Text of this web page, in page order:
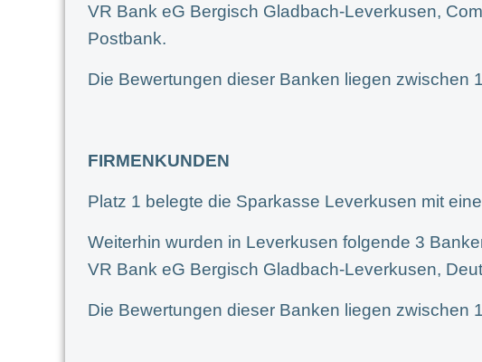
VR Bank eG Bergisch Gladbach-Leverkusen,
Postbank.
Die Bewertungen dieser Banken liegen zwischen
FIRMENKUNDEN
Platz 1 belegte die Sparkasse Leverkusen mit
Weiterhin wurden in Leverkusen folgende 3
VR Bank eG Bergisch Gladbach-Leverkusen,
Die Bewertungen dieser Banken liegen zwischen